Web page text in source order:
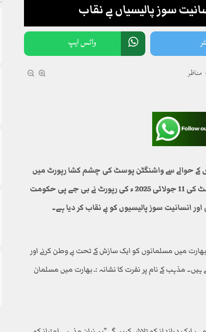
سوز پالیسیاں بے نقاب
واٹس ایپ
حوالے سے واشنگٹن پوسٹ کی چشم کشا رپورٹ میں
ہولناک انکشافات سامنے آگئے۔رپورٹ کے مطابق واشنگٹن پوسٹ کی 11 جولائی 2025 ء کی رپورٹ نے بی جے پی حکومت
انسانیت سوز پالیسیوں کو بے نقاب کر دیا ہے۔
میں مسلمانوں کو ایک سازش کے تحت بے وطن کرنے اور
ہیں۔ مذہب کے نام پر نفرت کا نشانہ :ـ بھارت میں مسلمان